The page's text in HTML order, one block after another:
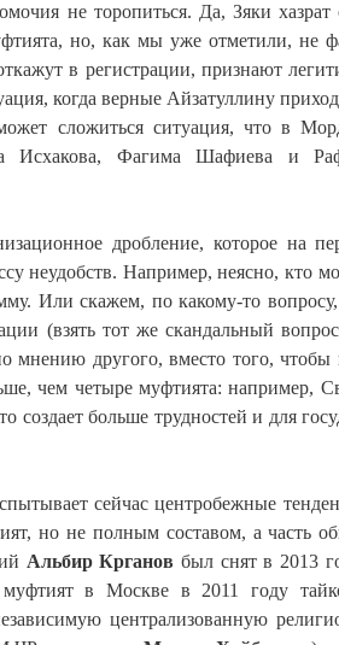
не торопиться. Да, Зяки
но, как мы уже отметили, не
в регистрации, признают
когда верные Айзатуллину
сложиться ситуация, что в
Исхакова, Фагима Шафиева и
дробление, которое на
неудобств. Например, неясно, кто
Или скажем, по какому-то
(взять тот же скандальный
другого, вместо того, чтобы
чем четыре муфтията: например,
больше трудностей и для
сейчас центробежные
но не полным составом, а часть
Альбир Кргановбыл снят в 2013
в Москве в 2011 году
централизованную